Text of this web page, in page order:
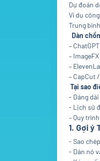
Dự đoán
Ví dụ
Trung
Dàn
–
–
–
– CapCut
Tại sao
- Dáng
- Lịch sử
– Quy
1. Gợi ý
- Sao
- Dán nó